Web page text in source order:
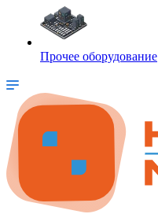
Прочее оборудование